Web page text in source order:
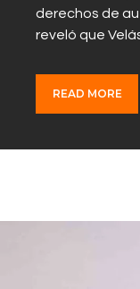
derechos de
reveló que
READ MORE